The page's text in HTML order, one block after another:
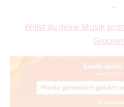
Willst du deine Musik